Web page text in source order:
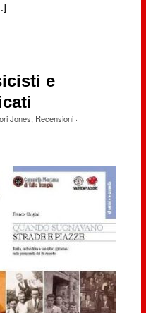
e
Jones, Recensioni·